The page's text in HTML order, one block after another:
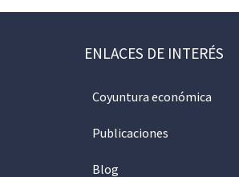
ENLACES DE INTERÉS
Coyuntura económica
Publicaciones
Blog